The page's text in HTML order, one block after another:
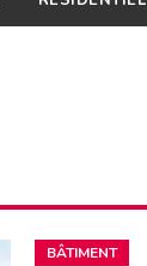
BÂTIMENT